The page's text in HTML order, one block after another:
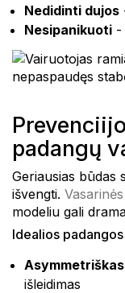
Nedidinti dujos
Nesipanikuoti -
padangų
Geriausias būdas
išvengti.
modeliu gali
Idealios
išleidimas